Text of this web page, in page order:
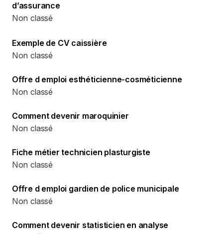
d’assurance
Non classé
Exemple de CV caissière
Non classé
Offre d emploi esthéticienne-cosméticienne
Non classé
Comment devenir maroquinier
Non classé
Fiche métier technicien plasturgiste
Non classé
Offre d emploi gardien de police municipale
Non classé
Comment devenir statisticien en analyse